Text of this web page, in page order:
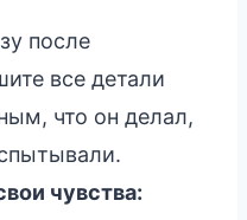
после
все детали
что он делал,
чувства: